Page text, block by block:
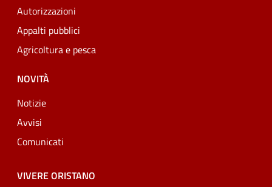
Autorizzazioni
Appalti pubblici
Agricoltura e pesca
NOVITÀ
Notizie
Avvisi
Comunicati
VIVERE ORISTANO